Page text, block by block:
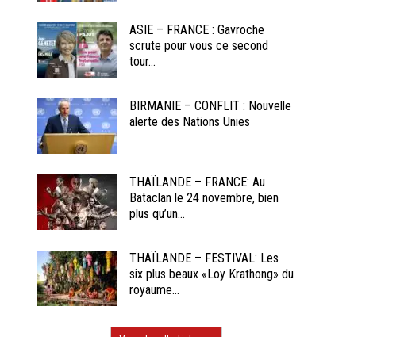
ASIE – FRANCE : Gavroche
scrute pour vous ce second
tour...
BIRMANIE – CONFLIT : Nouvelle
alerte des Nations Unies
THAÏLANDE – FRANCE: Au
Bataclan le 24 novembre, bien
plus qu’un...
THAÏLANDE – FESTIVAL: Les
six plus beaux «Loy Krathong» du
royaume...